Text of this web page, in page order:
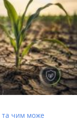
та чим може